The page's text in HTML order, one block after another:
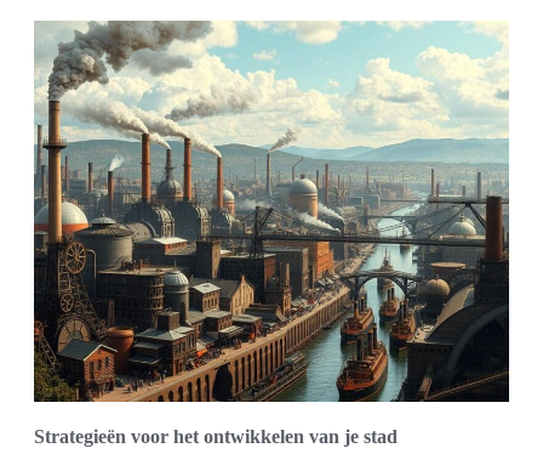
Strategieën voor het ontwikkelen van je stad